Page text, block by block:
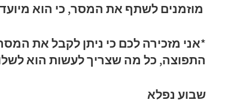
מוזמנים לשתף את המסר, כי הוא מיועד
*אני מזכירה לכם כי ניתן לקבל את
התפוצה, כל מה שצריך לעשות הוא לשלוח לי
שבוע נפלא